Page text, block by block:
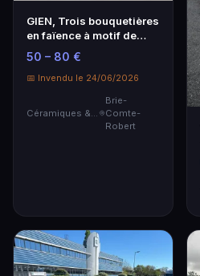
GIEN, Trois bouquetières
en faïence à motif de
tressage et f…
50 – 80 €
📅 Invendu le 24/06/2026
Brie-
Comte-
Robert